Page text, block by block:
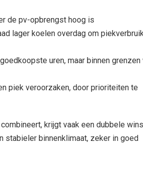
de pv-opbrengst hoog is
lager koelen overdag om
uren, maar binnen grenzen
piek veroorzaken, door prioriteiten te
krijgt vaak een dubbele
stabieler binnenklimaat, zeker in goed